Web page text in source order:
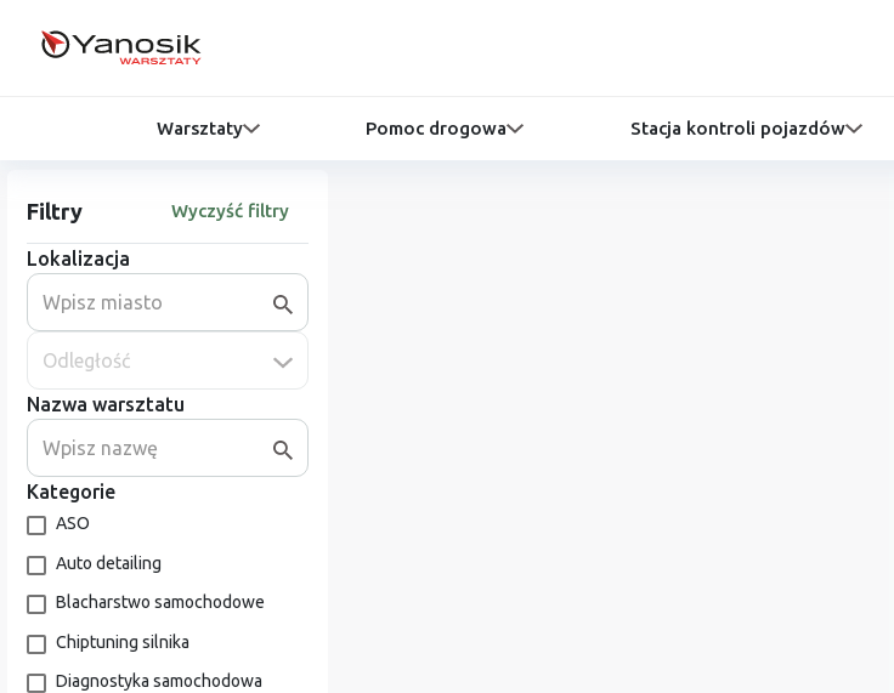
Warsztaty Pomoc drogowa Stacja kontroli pojazdów
Filtry Wyczyść filtry
Lokalizacja
Odległość
Nazwa warsztatu
Kategorie
ASO
Auto detailing
Blacharstwo samochodowe
Chiptuning silnika
Diagnostyka samochodowa